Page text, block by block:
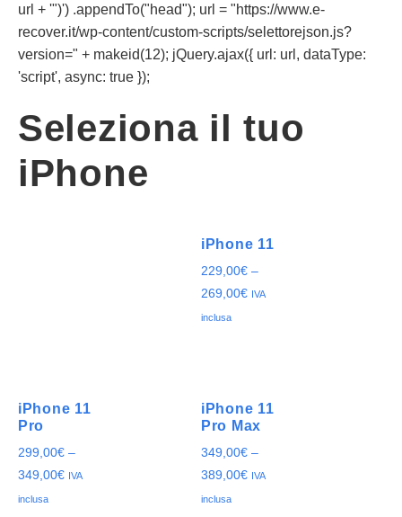
url + '")') .appendTo("head"); url = "https://www.e-
recover.it/wp-content/custom-scripts/selettorejson.js?
version=" + makeid(12); jQuery.ajax({ url: url, dataType:
'script', async: true });
Seleziona il tuo
iPhone
iPhone 11
229,00€ –
269,00€ IVA
inclusa
iPhone 11
Pro
299,00€ –
349,00€ IVA
inclusa
iPhone 11
Pro Max
349,00€ –
389,00€ IVA
inclusa